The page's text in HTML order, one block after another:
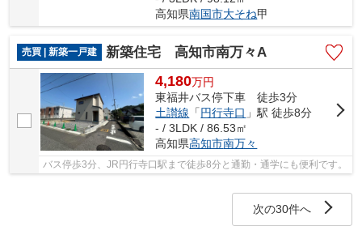
高知県南国市大そね甲
売買 | 新築一戸建 新築住宅 高知市南万々A
4,180万円
東福井バス停下車 徒歩3分
土讃線 「円行寺口 」駅 徒歩8分
- / 3LDK / 86.53㎡
高知県高知市南万々
バス停歩3分、JR円行寺口駅まで徒歩8分と通勤・通学にも便利です。
次の30件へ